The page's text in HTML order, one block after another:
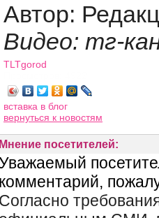
Автор:
Видео: тг-
TLTgorod
вставка в блог
вернуться к новостям
Мнение посетителей: